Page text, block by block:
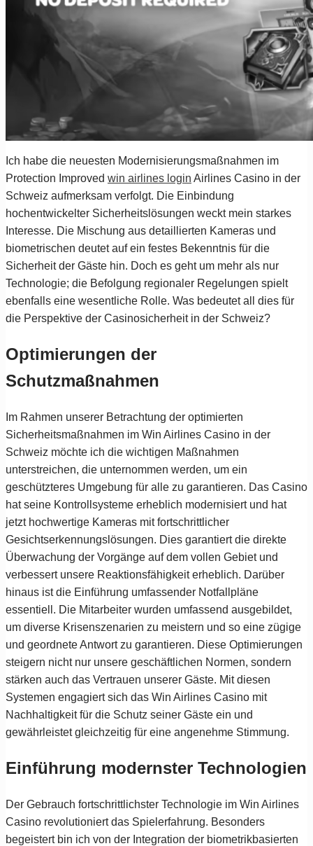
Ich habe die neuesten Modernisierungsmaßnahmen im
Protection Improved win airlines login Airlines Casino in der
Schweiz aufmerksam verfolgt. Die Einbindung
hochentwickelter Sicherheitslösungen weckt mein starkes
Interesse. Die Mischung aus detaillierten Kameras und
biometrischen deutet auf ein festes Bekenntnis für die
Sicherheit der Gäste hin. Doch es geht um mehr als nur
Technologie; die Befolgung regionaler Regelungen spielt
ebenfalls eine wesentliche Rolle. Was bedeutet all dies für
die Perspektive der Casinosicherheit in der Schweiz?
Optimierungen der
Schutzmaßnahmen
Im Rahmen unserer Betrachtung der optimierten
Sicherheitsmaßnahmen im Win Airlines Casino in der
Schweiz möchte ich die wichtigen Maßnahmen
unterstreichen, die unternommen werden, um ein
geschützteres Umgebung für alle zu garantieren. Das Casino
hat seine Kontrollsysteme erheblich modernisiert und hat
jetzt hochwertige Kameras mit fortschrittlicher
Gesichtserkennungslösungen. Dies garantiert die direkte
Überwachung der Vorgänge auf dem vollen Gebiet und
verbessert unsere Reaktionsfähigkeit erheblich. Darüber
hinaus ist die Einführung umfassender Notfallpläne
essentiell. Die Mitarbeiter wurden umfassend ausgebildet,
um diverse Krisenszenarien zu meistern und so eine zügige
und geordnete Antwort zu garantieren. Diese Optimierungen
steigern nicht nur unsere geschäftlichen Normen, sondern
stärken auch das Vertrauen unserer Gäste. Mit diesen
Systemen engagiert sich das Win Airlines Casino mit
Nachhaltigkeit für die Schutz seiner Gäste ein und
gewährleistet gleichzeitig für eine angenehme Stimmung.
Einführung modernster Technologien
Der Gebrauch fortschrittlichster Technologie im Win Airlines
Casino revolutioniert das Spielerfahrung. Besonders
begeistert bin ich von der Integration der biometrikbasierten